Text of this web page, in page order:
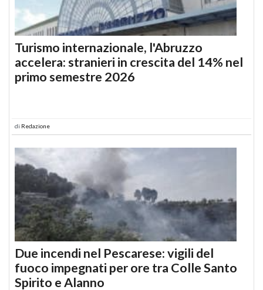
Turismo internazionale, l'Abruzzo
accelera: stranieri in crescita del 14% nel
primo semestre 2026
di Redazione
Due incendi nel Pescarese: vigili del
fuoco impegnati per ore tra Colle Santo
Spirito e Alanno